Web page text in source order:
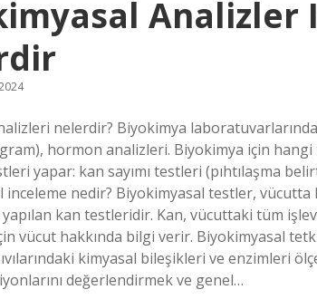
Analizler
nelerdir? Biyokimya
hormon analizleri. Biyokimya için
yapar: kan sayımı testleri (pıhtılaşma
inceleme nedir? Biyokimyasal testler,
kan testleridir. Kan, vücuttaki tüm
vücut hakkında bilgi verir. Biyokimyasal
kimyasal bileşikleri ve enzimleri
değerlendirmek ve genel…